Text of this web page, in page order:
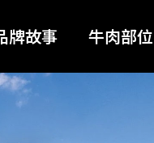
牌故事 牛肉部位